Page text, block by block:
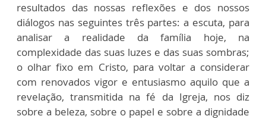
resultados das nossas reflexões e dos nossos
diálogos nas seguintes três partes: a escuta, para
analisar a realidade da família hoje, na
complexidade das suas luzes e das suas sombras;
o olhar fixo em Cristo, para voltar a considerar
com renovados vigor e entusiasmo aquilo que a
revelação, transmitida na fé da Igreja, nos diz
sobre a beleza, sobre o papel e sobre a dignidade